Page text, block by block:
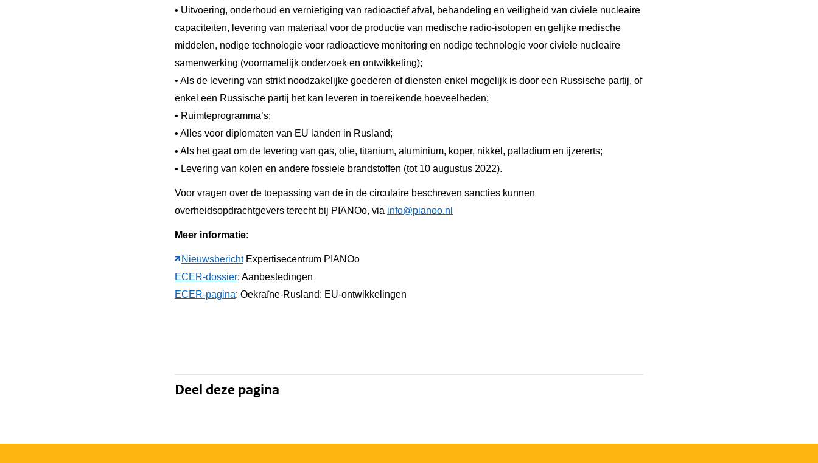
• Uitvoering, onderhoud en vernietiging van radioactief afval, behandeling en veiligheid van civiele nucleaire
capaciteiten, levering van materiaal voor de productie van medische radio-isotopen en gelijke medische
middelen, nodige technologie voor radioactieve monitoring en nodige technologie voor civiele nucleaire
samenwerking (voornamelijk onderzoek en ontwikkeling);
• Als de levering van strikt noodzakelijke goederen of diensten enkel mogelijk is door een Russische partij, of
enkel een Russische partij het kan leveren in toereikende hoeveelheden;
• Ruimteprogramma’s;
• Alles voor diplomaten van EU landen in Rusland;
• Als het gaat om de levering van gas, olie, titanium, aluminium, koper, nikkel, palladium en ijzererts;
• Levering van kolen en andere fossiele brandstoffen (tot 10 augustus 2022).
Voor vragen over de toepassing van de in de circulaire beschreven sancties kunnen
overheidsopdrachtgevers terecht bij PIANOo, via info@pianoo.nl
Meer informatie:
NieuwsberichtExpertisecentrum PIANOo
ECER-dossier: Aanbestedingen
ECER-pagina: Oekraïne-Rusland: EU-ontwikkelingen
Deel deze pagina